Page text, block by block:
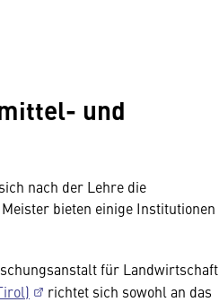
und
nach der Lehre die
bieten einige Institutionen
für Landwirtschaft
richtet sich sowohl an das